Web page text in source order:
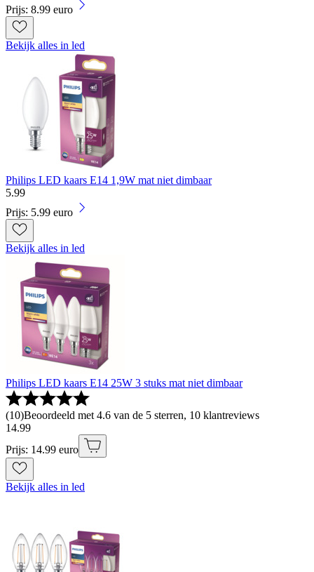
Prijs: 8.99 euro
Bekijk alles in led
Philips LED kaars E14 1,9W mat niet dimbaar
5.99
Prijs: 5.99 euro
Bekijk alles in led
Philips LED kaars E14 25W 3 stuks mat niet dimbaar
(10)Beoordeeld met 4.6 van de 5 sterren, 10 klantreviews
14.99
Prijs: 14.99 euro
Bekijk alles in led